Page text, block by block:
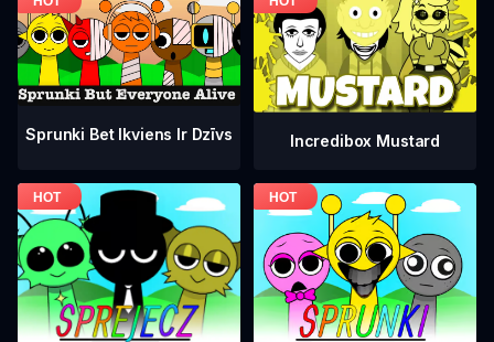
Sprunki Bet Ikviens Ir Dzīvs Incredibox Mustard